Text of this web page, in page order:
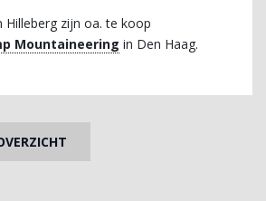
Hilleberg zijn oa. te koop
Mountaineering in Den Haag.